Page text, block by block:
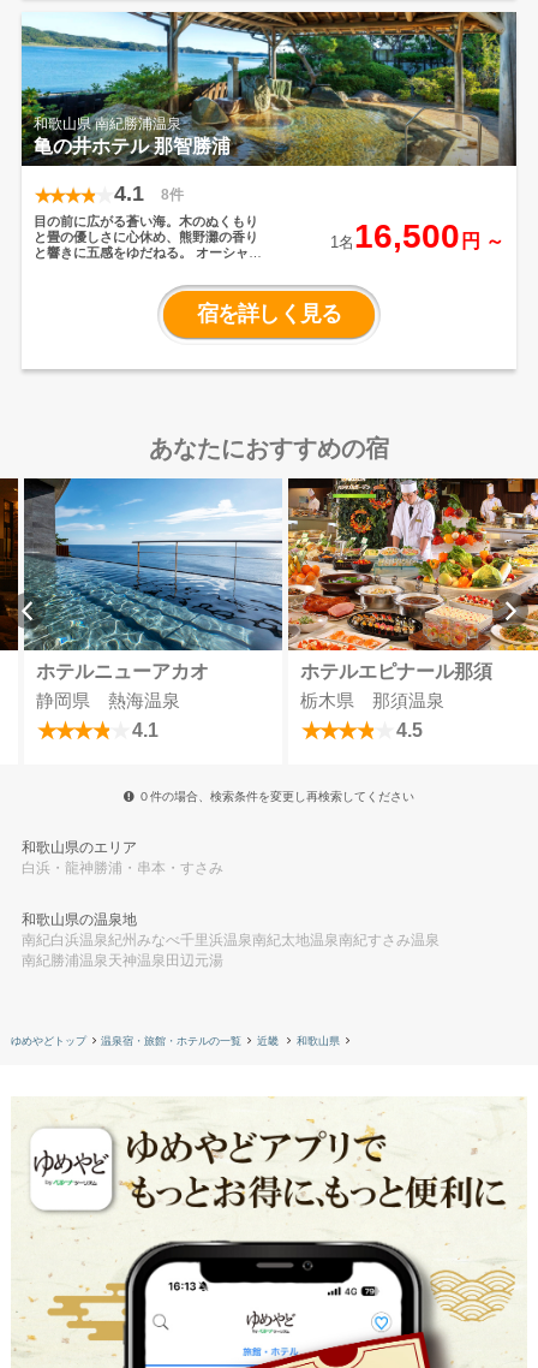
和歌山県 南紀勝浦温泉
亀の井ホテル 那智勝浦
4.1 8件
目の前に広がる蒼い海。木のぬくもり
と畳の優しさに心休め、熊野灘の香り
と響きに五感をゆだねる。
オーシャン
もちもち食感の「生まぐろ」
や伊勢海老をはじめ、魚介は近海で獲
れた新鮮なものをメインにご用意。野
菜や果物、調味料にいたるまで地元熊
1名 16,500 円 ～
宿を詳しく見る
あなたにおすすめの宿
ホテルニューアカオ
静岡県 熱海温泉
4.1
ホテルエピナール那須
栃木県 那須温泉
4.5
０件の場合、検索条件を変更し再検索してください
和歌山県のエリア
白浜・龍神 勝浦・串本・すさみ
和歌山県の温泉地
南紀白浜温泉紀州みなべ千里浜温泉 南紀太地温泉 南紀すさみ温泉
南紀勝浦温泉 天神温泉田辺元湯
ゆめやどトップ 温泉宿・旅館・ホテルの一覧 近畿 和歌山県